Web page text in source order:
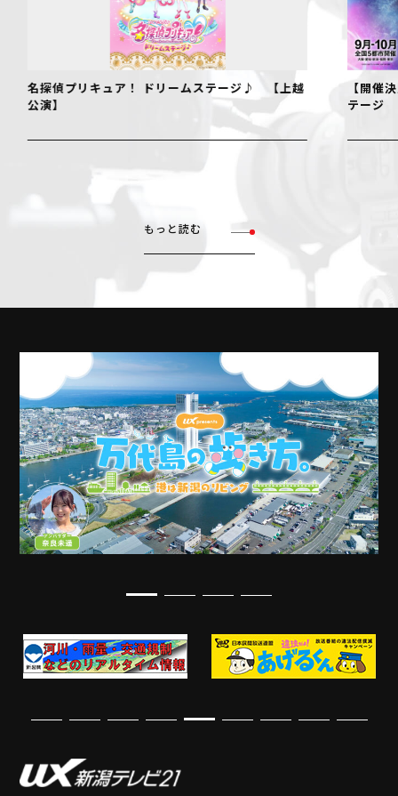
名探偵プリキュア！ ドリームステージ♪ 【上越
公演】
【開催
テージ
もっと読む